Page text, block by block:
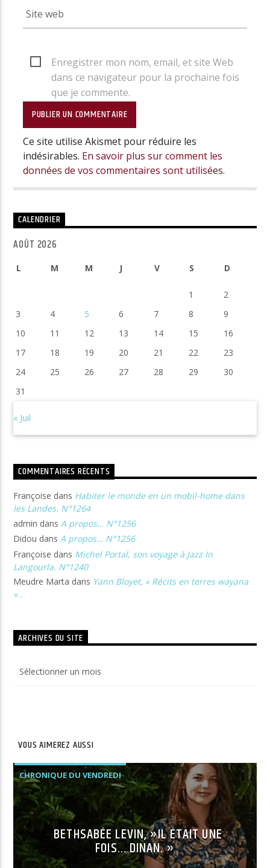
Enregistrer mon nom, email, et site Web
dans ce navigateur pour la prochaine fois
que je commente.
Ce site utilise Akismet pour réduire les
indésirables. En savoir plus sur comment les
données de vos commentaires sont utilisées.
CALENDRIER
AOÛT 2026
L M M J V S D
1
2
3
4 5 6 7 8
9
10
11 12 13 14 15
16
17
18 19 20 21 22
23
24
25 26 27 28 29
30
31
« Juil
COMMENTAIRES RÉCENTS
Françoise dans Habiter le monde en un mobil-home dans
les Landes. N°1264
admin dans A propos… N°1256
Didou dansA propos… N°1256
Françoise dans Michel Portal, son voyage à Jazz In
Langourla. N°1240
Meudre Marta dans Yann Bloyet, « Récits en terres wayana
« .
ARCHIVES DU SITE
du
VOUS AIMEREZ AUSSI
CHRONIQUE DU VENDREDI
BETHSABÉE LEVIN, »IL ÉTAIT UNE
FOIS… DINAN. »